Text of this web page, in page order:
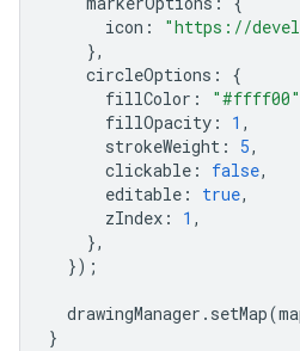
icon :
"https://
},
circleOptions :
{
fillColor : "#ffff00"
fillOpacity : 1 ,
strokeWeight : 5,
clickable : false,
editable : true,
zIndex : 1 ,
},
});
drawingManager . setMap(
}